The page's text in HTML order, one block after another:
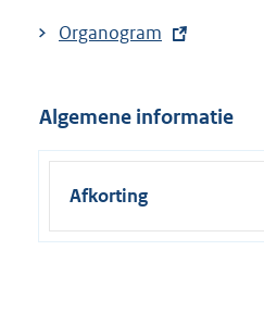
E
e
r
l
Organogram
Algemene informatie
Afkorting